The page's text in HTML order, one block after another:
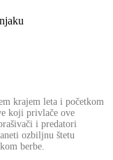
krajem leta i početkom
koji privlače ove
i predatori
ozbiljnu štetu
berbe.